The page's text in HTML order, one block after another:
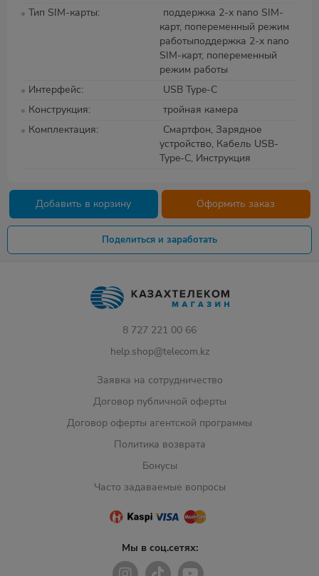
Тип SIM-карты
поддержка 2-х nano SIM-
карт, попеременный режим
работыподдержка 2-х nano
SIM-карт, попеременный
режим работы
Интерфейс
USB Type-C
Конструкция
тройная камера
Комплектация
Смартфон, Зарядное
устройство, Кабель USB-
Type-C, Инструкция
Добавить в корзину Оформить заказ
Поделиться и заработать
8 727 221 00 66
help.shop@telecom.kz
Заявка на сотрудничество
Договор публичной оферты
Договор оферты агентской программы
Политика возврата
Бонусы
Часто задаваемые вопросы
Мы в соц.сетях: